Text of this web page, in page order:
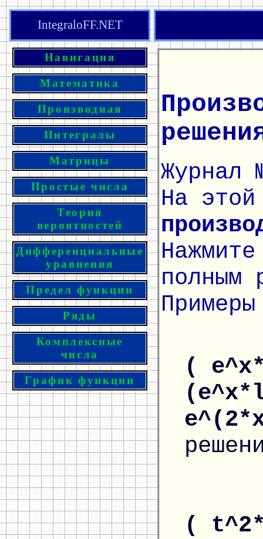
IntegraloFF.NET
Навигация
Математика
Производная
Интегралы
Матрицы
Простые числа
Теория
вероятностей
Дифференциальные
уравнения
Предел функции
Ряды
Комплексные
числа
График функции
Журнал
На
полным
(
(